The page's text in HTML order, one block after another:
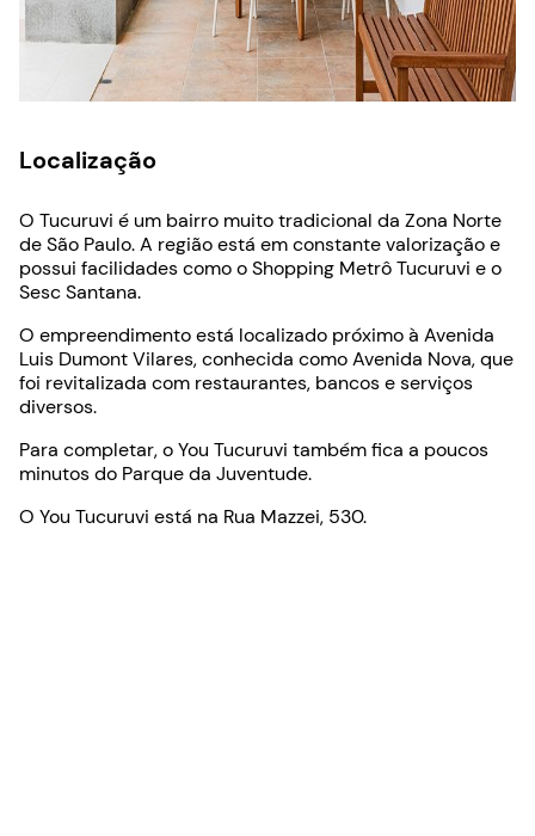
Localização
O Tucuruvi é um bairro muito tradicional da Zona Norte
de São Paulo. A região está em constante valorização e
possui facilidades como o Shopping Metrô Tucuruvi e o
Sesc Santana.
O empreendimento está localizado próximo à Avenida
Luis Dumont Vilares, conhecida como Avenida Nova, que
foi revitalizada com restaurantes, bancos e serviços
diversos.
Para completar, o You Tucuruvi também fica a poucos
minutos do Parque da Juventude.
O You Tucuruvi está na Rua Mazzei, 530.